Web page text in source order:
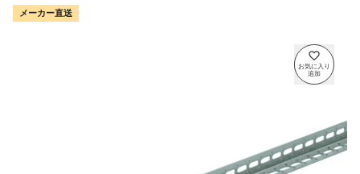
メーカー直送